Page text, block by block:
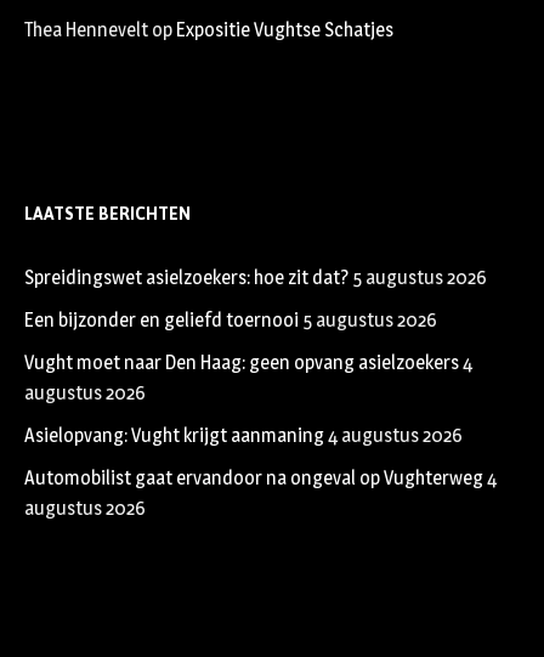
Thea Hennevelt op Expositie Vughtse Schatjes
LAATSTE BERICHTEN
Spreidingswet asielzoekers: hoe zit dat? 5 augustus 2026
Een bijzonder en geliefd toernooi 5 augustus 2026
Vught moet naar Den Haag: geen opvang asielzoekers4
augustus 2026
Asielopvang: Vught krijgt aanmaning4 augustus 2026
Automobilist gaat ervandoor na ongeval op Vughterweg4
augustus 2026